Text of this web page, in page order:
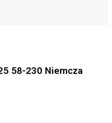
58-230 Niemcza